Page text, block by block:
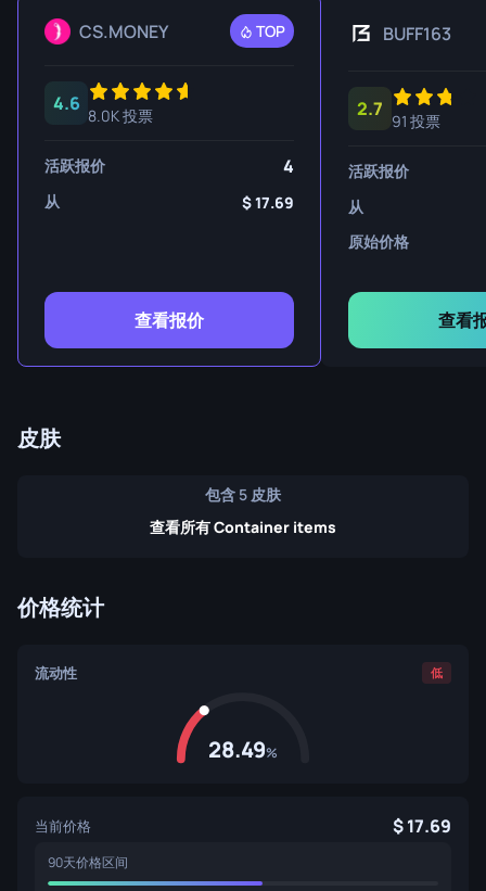
CS.MONEY TOP
4.6
8.0K 投票
活跃报价 4
从 17.69
查看报价
BUFF163
2.7
91 投票
活跃报价
从
原始价格
查看
皮肤
包含 5 皮肤
查看所有 Container items
价格统计
流动性 低
28.49%
当前价格 17.69
90天价格区间